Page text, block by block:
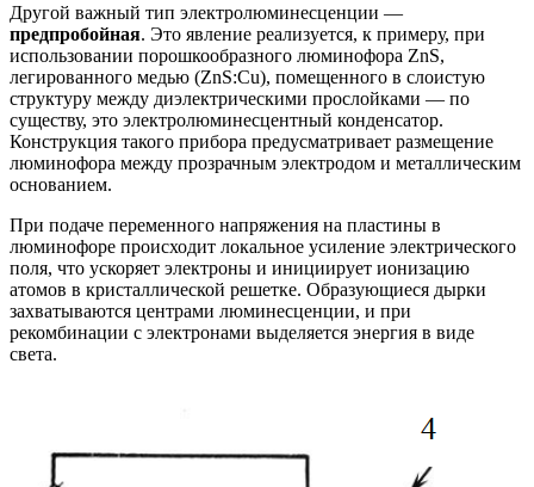
Другой важный тип электролюминесценции —
предпробойная. Это явление реализуется, к примеру, при
использовании порошкообразного люминофора ZnS,
легированного медью (ZnS:Cu), помещенного в слоистую
структуру между диэлектрическими прослойками — по
существу, это электролюминесцентный конденсатор.
Конструкция такого прибора предусматривает размещение
люминофора между прозрачным электродом и металлическим
основанием.
При подаче переменного напряжения на пластины в
люминофоре происходит локальное усиление электрического
поля, что ускоряет электроны и инициирует ионизацию
атомов в кристаллической решетке. Образующиеся дырки
захватываются центрами люминесценции, и при
рекомбинации с электронами выделяется энергия в виде
света.